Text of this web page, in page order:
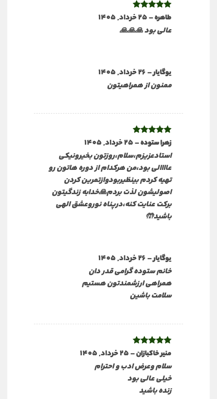
نمره5 از
طاهره–25 خرداد, 1405
عالی بود 🙏🙏🙏
یوگایار–26 خرداد, 1405
ممنون از همراهیتون
نمره5از
5
زهرا ستوده–25 خرداد, 1405
استادعزیزم،سلام،روزتون بخیرونیکی
عاااالی بود،من هرکدام از دوره هاتون رو
تهیه کردم بینظیربودوازتمرین کردن
اصولیشون لذت بردم🙏خدابه زندگیتون
برکت عنایت کنه،درپناه نوروعشق الهی
باشید🤲
یوگایار–26 خرداد, 1405
خانم ستوده گرامی قدر دان
همراهی ارزشمندتون هستیم
سلامت باشین
نمره5از
منیر خاکبازان–25 خرداد, 1405
سلام وعرض ادب و احترام
خیلی عالی بود
زنده باشید